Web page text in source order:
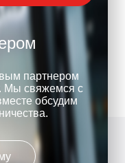
партнером
Мы свяжемся с
обсудим